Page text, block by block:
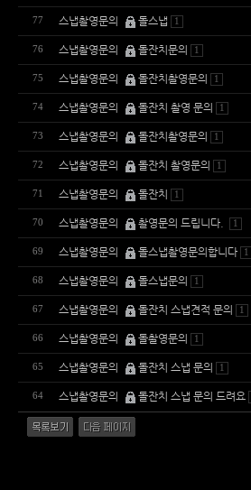
77 스냅촬영문의 돌스냅 1
76 스냅촬영문의 돌잔치문의 1
75 스냅촬영문의 돌잔치촬영문의 1
74 스냅촬영문의 돌잔치 촬영 문의 1
73 스냅촬영문의 돌잔치촬영문의 1
72 스냅촬영문의 돌잔치 촬영문의 1
71 스냅촬영문의 돌잔치 1
70 스냅촬영문의 촬영문의 드립니다. 1
69 스냅촬영문의 돌스냅촬영문의합니다 1
68 스냅촬영문의 돌스냅문의 1
67 스냅촬영문의 돌잔치 스냅견적 문의 1
66 스냅촬영문의 돌촬영문의 1
65 스냅촬영문의 돌잔치 스냅 문의 1
64 스냅촬영문의 돌잔치 스냅 문의 드려요